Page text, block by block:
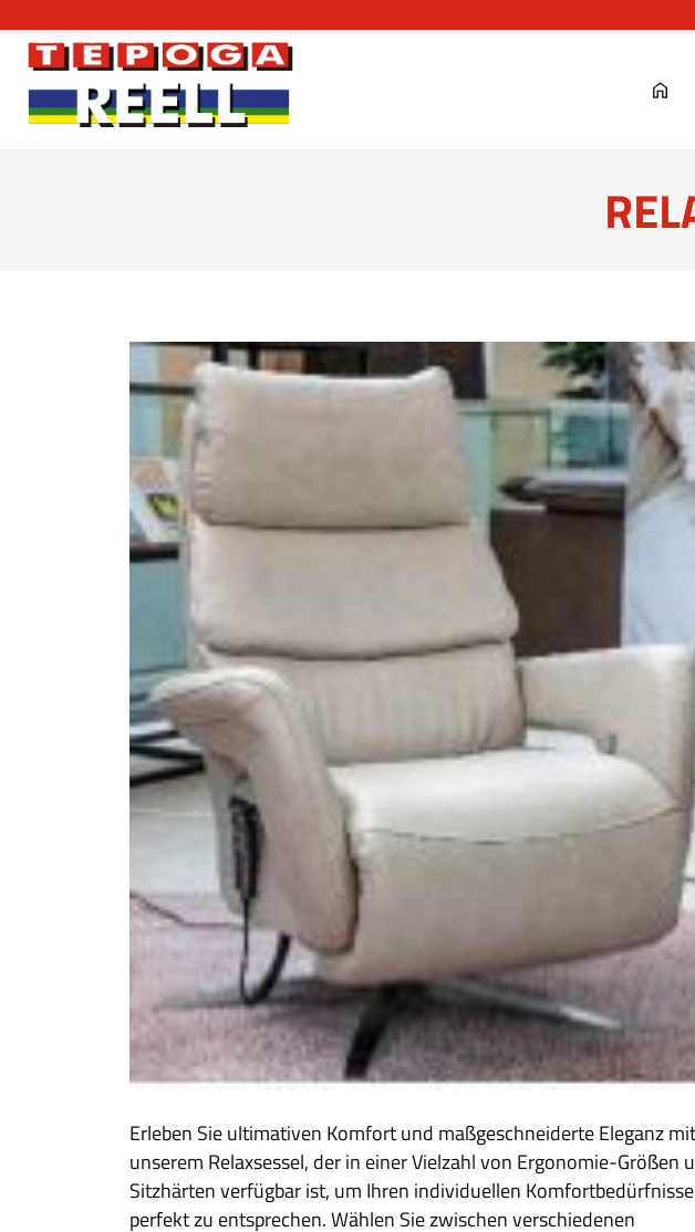
Erleben Sie ultimativen Komfort und maßgeschneiderte Eleganz mit
unserem Relaxsessel, der in einer Vielzahl von Ergonomie-Größen
Sitzhärten verfügbar ist, um Ihren individuellen
perfekt zu entsprechen. Wählen Sie zwischen verschiedenen